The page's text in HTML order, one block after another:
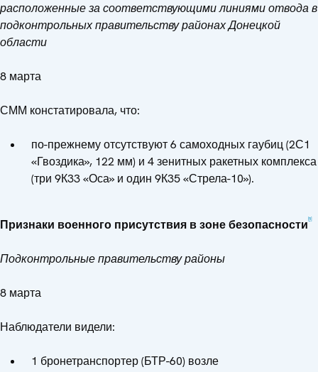
расположенные за соответствующими линиями отвода в
подконтрольных правительству районах Донецкой
области
8 марта
СММ констатировала, что:
по-прежнему отсутствуют 6 самоходных гаубиц (2С1
«Гвоздика», 122 мм) и 4 зенитных ракетных комплекса
(три 9К33 «Оса» и один 9К35 «Стрела-10»).
Признаки военного присутствия в зоне безопасности[5]
Подконтрольные правительству районы
8 марта
Наблюдатели видели:
1 бронетранспортер (БТР-60) возле